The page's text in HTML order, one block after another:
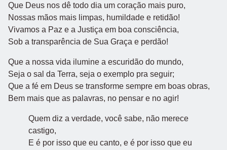
Que Deus nos dê todo dia um coração mais puro,
Nossas mãos mais limpas, humildade e retidão!
Vivamos a Paz e a Justiça em boa consciência,
Sob a transparência de Sua Graça e perdão!
Que a nossa vida ilumine a escuridão do mundo,
Seja o sal da Terra, seja o exemplo pra seguir;
Que a fé em Deus se transforme sempre em boas obras,
Bem mais que as palavras, no pensar e no agir!
Quem diz a verdade, você sabe, não merece
castigo,
E é por isso que eu canto, e é por isso que eu